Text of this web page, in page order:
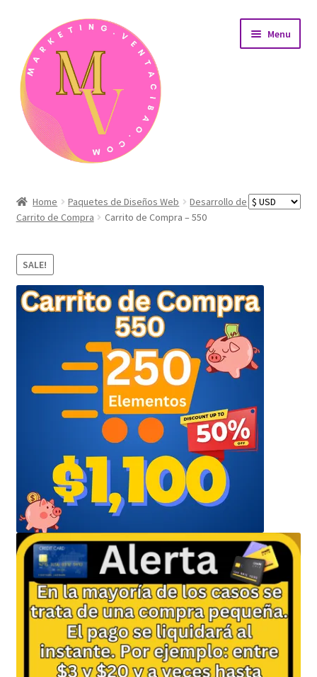
navigation
content
Menu
AreaÁrea de afiliados
Carrito de compras
Detalles de nuestros productos de desarrollo web
Envíanos tus Enlaces
Finalizar compra
JuanSabeloTodo
JuanSabeloTodo tu Anfitrión
Mi cuenta
Nicky Jam
NickyJam PMFs/FAQs
Papi Longaniza
Política de privacidad
Home Paquetes de Diseños Web
Desarrollo de
Carrito de Compra
Carrito de Compra – 550
SALE!